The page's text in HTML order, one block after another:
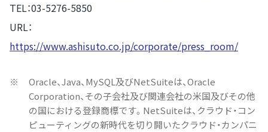
TEL：03-5276-5850
URL：
https://www.ashisuto.co.jp/corporate/press_room/
※
Oracle、Java、MySQL及びNetSuiteは、Oracle
Corporation、その子会社及び関連会社の米国及びその他
の国における登録商標です。NetSuiteは、クラウド・コン
ピューティングの新時代を切り開いたクラウド・カンパニ